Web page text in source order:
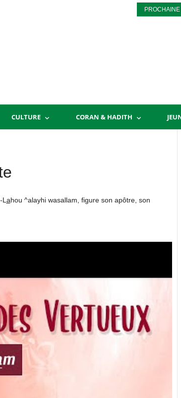
CULTURE CORAN & HADITH
ahou ^alayhi wasallam, figure son apôtre, son